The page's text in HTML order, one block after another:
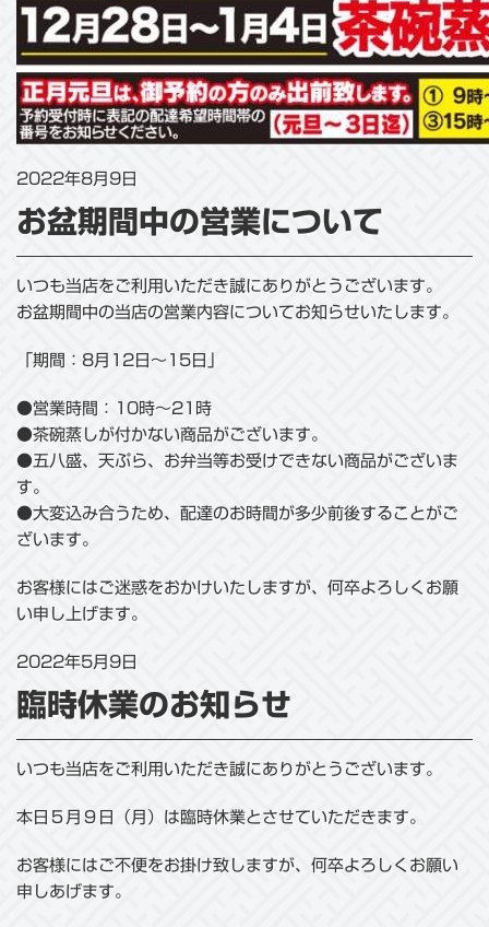
2022年8月9日
お盆期間中の営業について
いつも当店をご利用いただき誠にありがとうございます。
お盆期間中の当店の営業内容についてお知らせいたします。
「期間：8月12日～15日」
●営業時間：10時～21時
●茶碗蒸しが付かない商品がございます。
●五八盛、天ぷら、お弁当等お受けできない商品がございま
す。
●大変込み合うため、配達のお時間が多少前後することがご
ざいます。
お客様にはご迷惑をおかけいたしますが、何卒よろしくお願
い申し上げます。
2022年5月9日
臨時休業のお知らせ
いつも当店をご利用いただき誠にありがとうございます。
本日５月９日（月）は臨時休業とさせていただきます。
お客様にはご不便をお掛け致しますが、何卒よろしくお願い
申しあげます。